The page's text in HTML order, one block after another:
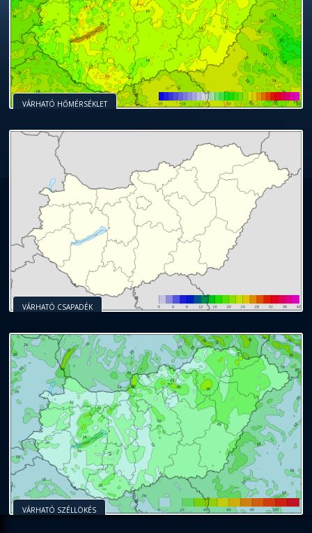
VÁRHATÓ HŐMÉRSÉKLET
VÁRHATÓ CSAPADÉK
VÁRHATÓ SZÉLLÖKÉS